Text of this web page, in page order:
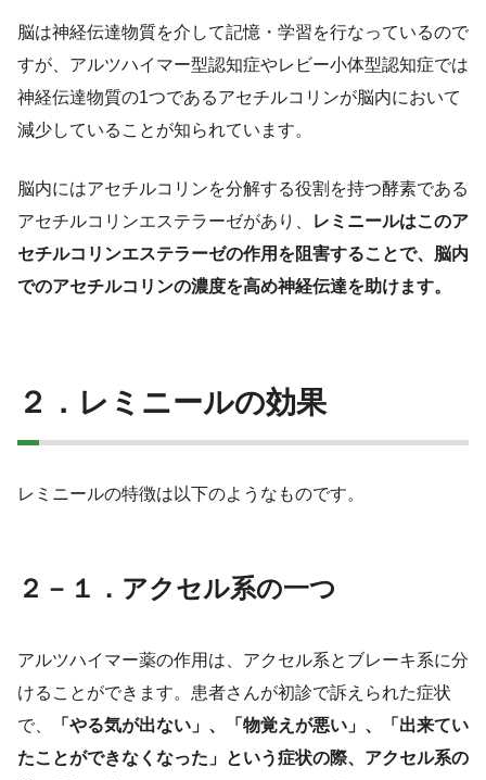
脳は神経伝達物質を介して記憶・学習を行なっているので
すが、アルツハイマー型認知症やレビー小体型認知症では
神経伝達物質の1つであるアセチルコリンが脳内において
減少していることが知られています。
脳内にはアセチルコリンを分解する役割を持つ酵素である
アセチルコリンエステラーゼがあり、
レミニールはこのア
セチルコリンエステラーゼの作用を阻害することで、脳内
でのアセチルコリンの濃度を高め神経伝達を助けます。
２．レミニールの効果
レミニールの特徴は以下のようなものです。
２－１．アクセル系の一つ
アルツハイマー薬の作用は、アクセル系とブレーキ系に分
けることができます。患者さんが初診で訴えられた症状
で、
「やる気が出ない」、「物覚えが悪い」、「出来てい
たことができなくなった」という症状の際、アクセル系の